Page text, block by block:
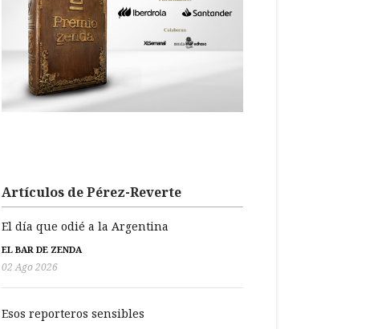
Artículos de Pérez-Reverte
El día que odié a la Argentina
EL BAR DE ZENDA
02 Ago 2026
Esos reporteros sensibles